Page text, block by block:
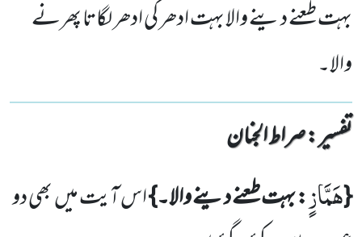
بہت طعنے دینے والا بہت ادھر کی ادھر لگاتا پھرنے
والا۔
تفسیر : ‎صراط الجنان
{هَمَّازٍ: بہت طعنے دینے والا۔}اس آیت میںبھی دو